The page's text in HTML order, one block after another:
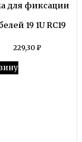
для фиксации
19 1U RC19
229,30 ₽